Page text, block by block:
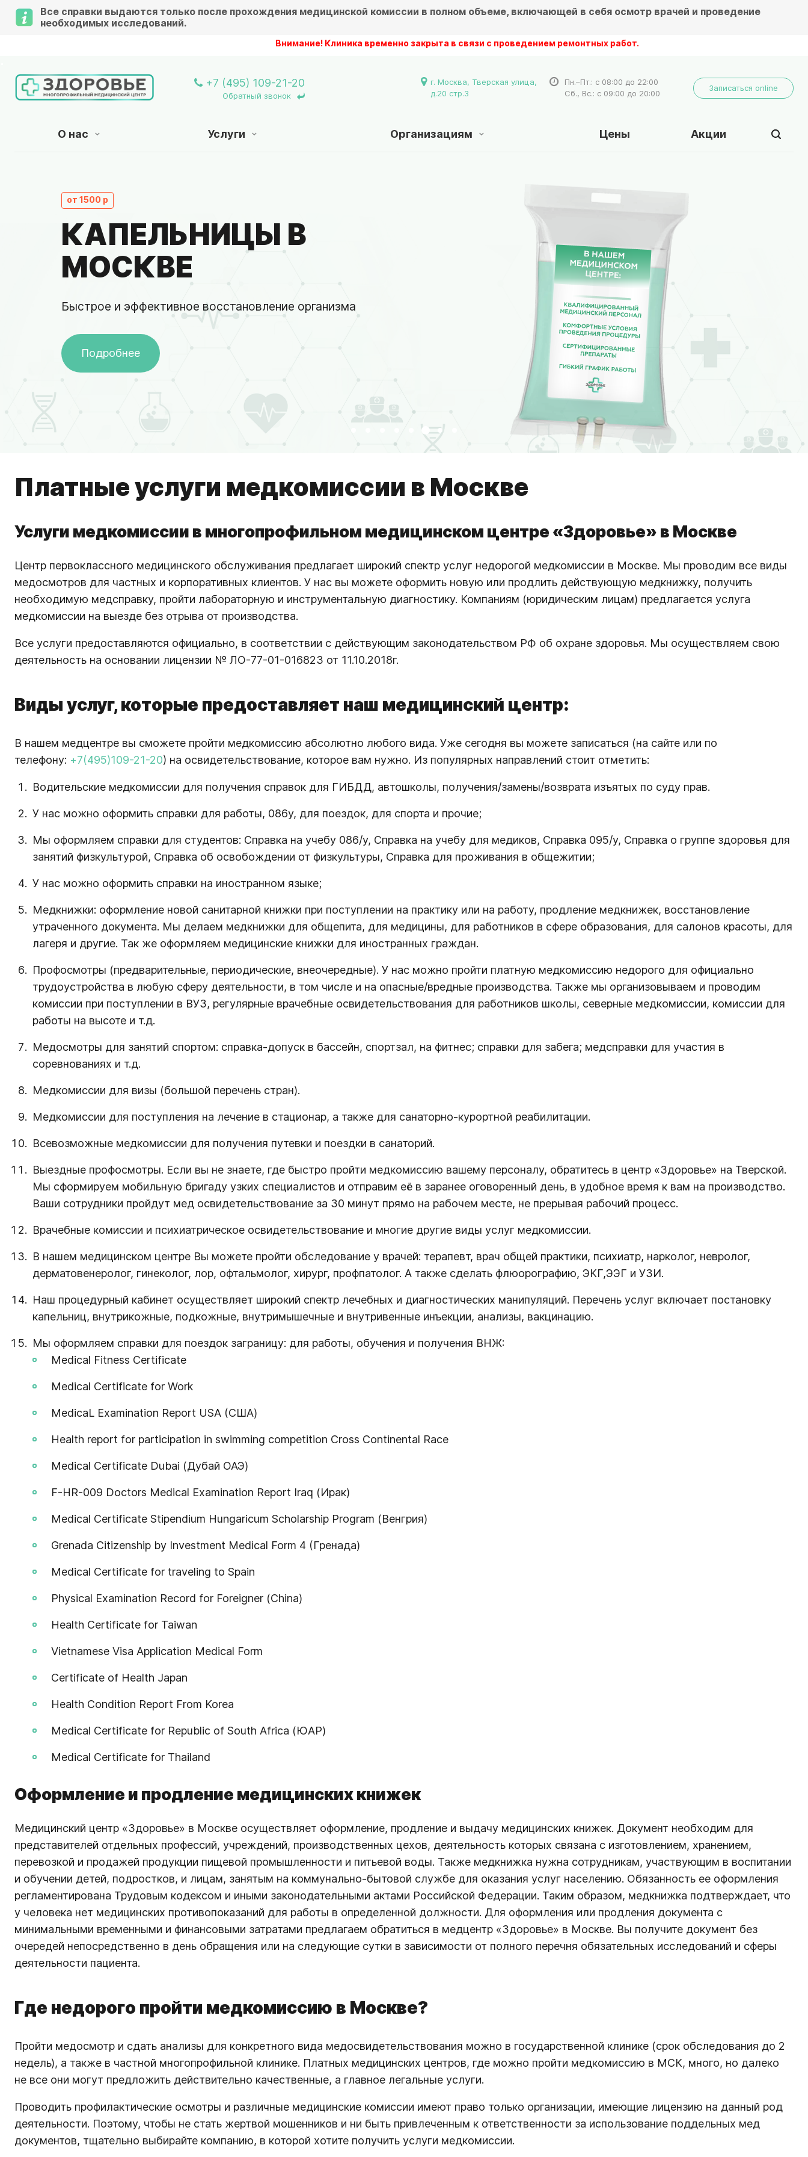
Все справки выдаются только после прохождения медицинской комиссии в полном объеме, включающей в себя осмотр врачей и проведение
необходимых исследований.
Внимание! Клиника временно закрыта в связи с проведением ремонтных работ.
+7 (495) 109-21-20
Обратный звонок
Пн.–Пт.: с 08:00 до 22:00
Сб., Вс.: с 09:00 до 20:00
Записаться online
г. Москва, Тверская улица,
д.20 стр.3
О нас Услуги Организациям Цены Акции
от 1500 р
КАПЕЛЬНИЦЫ В
МОСКВЕ
Быстрое и эффективное восстановление организма
Подробнее
Платные услуги медкомиссии в Москве
Услуги медкомиссии в многопрофильном медицинском центре «Здоровье» в Москве
Центр первоклассного медицинского обслуживания предлагает широкий спектр услуг недорогой медкомиссии в Москве. Мы проводим все виды
медосмотров для частных и корпоративных клиентов. У нас вы можете оформить новую или продлить действующую медкнижку, получить
необходимую медсправку, пройти лабораторную и инструментальную диагностику. Компаниям (юридическим лицам) предлагается услуга
медкомиссии на выезде без отрыва от производства.
Все услуги предоставляются официально, в соответствии с действующим законодательством РФ об охране здоровья. Мы осуществляем свою
деятельность на основании лицензии № ЛО-77-01-016823 от 11.10.2018г.
Виды услуг, которые предоставляет наш медицинский центр:
В нашем медцентре вы сможете пройти медкомиссию абсолютно любого вида. Уже сегодня вы можете записаться (на сайте или по
телефону: +7(495)109-21-20) на освидетельствование, которое вам нужно. Из популярных направлений стоит отметить:
Водительские медкомиссии для получения справок для ГИБДД, автошколы, получения/замены/возврата изъятых по суду прав.
У нас можно оформить справки для работы, 086у, для поездок, для спорта и прочие;
Мы оформляем справки для студентов: Справка на учебу 086/у, Справка на учебу для медиков, Справка 095/у, Справка о группе здоровья для
занятий физкультурой, Справка об освобождении от физкультуры, Справка для проживания в общежитии;
У нас можно оформить справки на иностранном языке;
Медкнижки: оформление новой санитарной книжки при поступлении на практику или на работу, продление медкнижек, восстановление
утраченного документа. Мы делаем медкнижки для общепита, для медицины, для работников в сфере образования, для салонов красоты, для
лагеря и другие. Так же оформляем медицинские книжки для иностранных граждан.
Профосмотры (предварительные, периодические, внеочередные). У нас можно пройти платную медкомиссию недорого для официально
трудоустройства в любую сферу деятельности, в том числе и на опасные/вредные производства. Также мы организовываем и проводим
комиссии при поступлении в ВУЗ, регулярные врачебные освидетельствования для работников школы, северные медкомиссии, комиссии для
работы на высоте и т.д.
Медосмотры для занятий спортом: справка-допуск в бассейн, спортзал, на фитнес; справки для забега; медсправки для участия в
соревнованиях и т.д.
Медкомиссии для визы (большой перечень стран).
Медкомиссии для поступления на лечение в стационар, а также для санаторно-курортной реабилитации.
Всевозможные медкомиссии для получения путевки и поездки в санаторий.
Выездные профосмотры. Если вы не знаете, где быстро пройти медкомиссию вашему персоналу, обратитесь в центр «Здоровье» на Тверской.
Мы сформируем мобильную бригаду узких специалистов и отправим её в заранее оговоренный день, в удобное время к вам на производство.
Ваши сотрудники пройдут мед освидетельствование за 30 минут прямо на рабочем месте, не прерывая рабочий процесс.
Врачебные комиссии и психиатрическое освидетельствование и многие другие виды услуг медкомиссии.
В нашем медицинском центре Вы можете пройти обследование у врачей: терапевт, врач общей практики, психиатр, нарколог, невролог,
дерматовенеролог, гинеколог, лор, офтальмолог, хирург, профпатолог. А также сделать флюорографию, ЭКГ,ЭЭГ и УЗИ.
Наш процедурный кабинет осуществляет широкий спектр лечебных и диагностических манипуляций. Перечень услуг включает постановку
капельниц, внутрикожные, подкожные, внутримышечные и внутривенные инъекции, анализы, вакцинацию.
Мы оформляем справки для поездок заграницу: для работы, обучения и получения ВНЖ:
Medical Fitness Certificate
Medical Certificate for Work
MedicaL Examination Report USA (США)
Health report for participation in swimming competition Cross Continental Race
Medical Certificate Dubai (Дубай ОАЭ)
F-HR-009 Doctors Medical Examination Report Iraq (Ирак)
Medical Certificate Stipendium Hungaricum Scholarship Program (Венгрия)
Grenada Citizenship by Investment Medical Form 4 (Гренада)
Medical Certificate for traveling to Spain
Physical Examination Record for Foreigner (China)
Health Certificate for Taiwan
Vietnamese Visa Application Medical Form
Certificate of Health Japan
Health Condition Report From Korea
Medical Сertificate for Republic of South Africa (ЮАР)
Medical Сertificate for Thailand
Оформление и продление медицинских книжек
Медицинский центр «Здоровье» в Москве осуществляет оформление, продление и выдачу медицинских книжек. Документ необходим для
представителей отдельных профессий, учреждений, производственных цехов, деятельность которых связана с изготовлением, хранением,
перевозкой и продажей продукции пищевой промышленности и питьевой воды. Также медкнижка нужна сотрудникам, участвующим в воспитании
и обучении детей, подростков, и лицам, занятым на коммунально-бытовой службе для оказания услуг населению. Обязанность ее оформления
регламентирована Трудовым кодексом и иными законодательными актами Российской Федерации. Таким образом, медкнижка подтверждает, что
у человека нет медицинских противопоказаний для работы в определенной должности. Для оформления или продления документа с
минимальными временными и финансовыми затратами предлагаем обратиться в медцентр «Здоровье» в Москве. Вы получите документ без
очередей непосредственно в день обращения или на следующие сутки в зависимости от полного перечня обязательных исследований и сферы
деятельности пациента.
Где недорого пройти медкомиссию в Москве?
Пройти медосмотр и сдать анализы для конкретного вида медосвидетельствования можно в государственной клинике (срок обследования до 2
недель), а также в частной многопрофильной клинике. Платных медицинских центров, где можно пройти медкомиссию в МСК, много, но далеко
не все они могут предложить действительно качественные, а главное легальные услуги.
Проводить профилактические осмотры и различные медицинские комиссии имеют право только организации, имеющие лицензию на данный род
деятельности. Поэтому, чтобы не стать жертвой мошенников и ни быть привлеченным к ответственности за использование поддельных мед
документов, тщательно выбирайте компанию, в которой хотите получить услуги медкомиссии.